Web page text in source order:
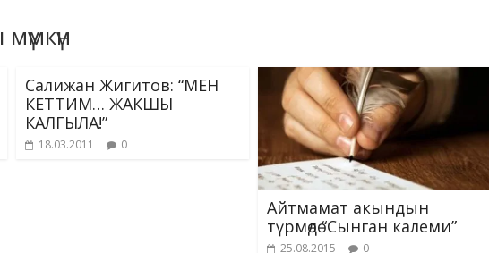
Салижан Жигитов: “МЕН
КЕТТИМ… ЖАКШЫ
КАЛГЫЛА!”
18.03.2011 0
Айтмамат акындын
түрмөдө “Сынган калеми”
25.08.2015 0